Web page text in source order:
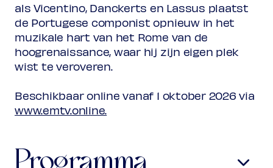
als Vicentino, Danckerts en Lassus plaatst
de Portugese componist opnieuw in het
muzikale hart van het Rome van de
hoogrenaissance, waar hij zijn eigen plek
wist te veroveren.
Beschikbaar online vanaf 1 oktober 2026 via
www.emtv.online.